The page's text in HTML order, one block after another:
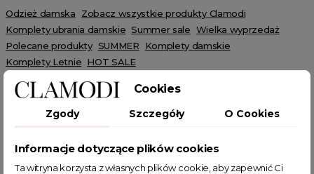
Odzież damska
Zobacz wszystkie produkty Clamodi
Komplety ubrania damskie Summer sale Wielka wyprzedaż
Polecane produkty SUMMER
Komplety damskie
Komplety Letnie HOT SALE
POWIĄZANE TAGI
Cookies
Zgody Szczegóły O Cookies
Informacje dotyczące plików cookies
Ta witryna korzysta z własnych plików cookie, aby zapewnić Ci